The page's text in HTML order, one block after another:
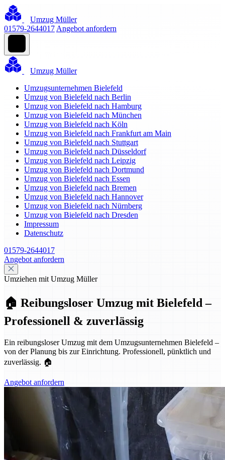
Umzug Müller
01579-2644017 Angebot anfordern
Umzug Müller
Umzugsunternehmen Bielefeld
Umzug von Bielefeld nach Berlin
Umzug von Bielefeld nach Hamburg
Umzug von Bielefeld nach München
Umzug von Bielefeld nach Köln
Umzug von Bielefeld nach Frankfurt am Main
Umzug von Bielefeld nach Stuttgart
Umzug von Bielefeld nach Düsseldorf
Umzug von Bielefeld nach Leipzig
Umzug von Bielefeld nach Dortmund
Umzug von Bielefeld nach Essen
Umzug von Bielefeld nach Bremen
Umzug von Bielefeld nach Hannover
Umzug von Bielefeld nach Nürnberg
Umzug von Bielefeld nach Dresden
Impressum
Datenschutz
01579-2644017
Angebot anfordern
Umziehen mit Umzug Müller
🏠 Reibungsloser Umzug mit Bielefeld –
Professionell & zuverlässig
Ein reibungsloser Umzug mit dem Umzugsunternehmen Bielefeld –
von der Planung bis zur Einrichtung. Professionell, pünktlich und
zuverlässig. 🏠
Angebot anfordern